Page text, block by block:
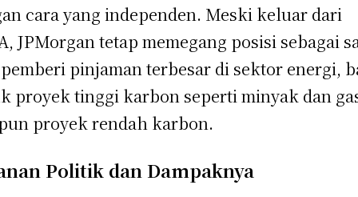
cara yang independen. Meski keluar dari
JPMorgan tetap memegang posisi sebagai
pinjaman terbesar di sektor energi,
proyek tinggi karbon seperti minyak dan
proyek rendah karbon.
Politik dan Dampaknya